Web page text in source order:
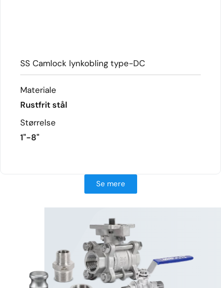
SS Camlock lynkobling type-DC
Materiale
Rustfrit stål
Størrelse
1"-8"
FÅ MERE AT VIDE
Se mere